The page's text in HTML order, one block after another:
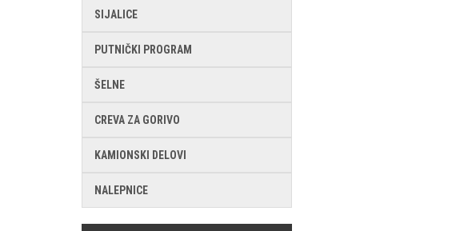
SIJALICE
PUTNIČKI PROGRAM
ŠELNE
CREVA ZA GORIVO
KAMIONSKI DELOVI
NALEPNICE